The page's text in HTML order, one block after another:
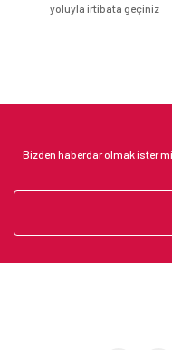
yoluyla irtibata geçiniz